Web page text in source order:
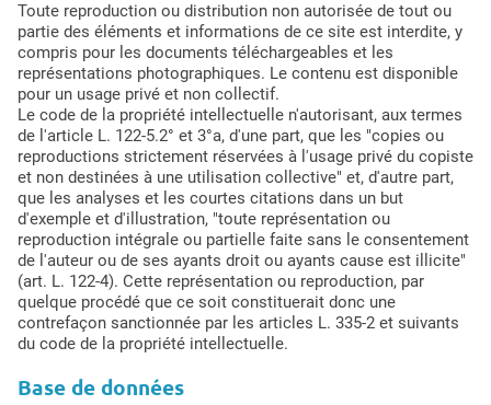
Toute reproduction ou distribution non autorisée de tout ou
partie des éléments et informations de ce site est interdite, y
compris pour les documents téléchargeables et les
représentations photographiques. Le contenu est disponible
pour un usage privé et non collectif.
Le code de la propriété intellectuelle n'autorisant, aux termes
de l'article L. 122-5.2° et 3°a, d'une part, que les "copies ou
reproductions strictement réservées à l'usage privé du copiste
et non destinées à une utilisation collective" et, d'autre part,
que les analyses et les courtes citations dans un but
d'exemple et d'illustration, "toute représentation ou
reproduction intégrale ou partielle faite sans le consentement
de l'auteur ou de ses ayants droit ou ayants cause est illicite"
(art. L. 122-4). Cette représentation ou reproduction, par
quelque procédé que ce soit constituerait donc une
contrefaçon sanctionnée par les articles L. 335-2 et suivants
du code de la propriété intellectuelle.
Base de données